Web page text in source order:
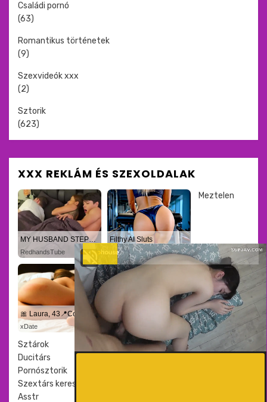
Családi pornó
(63)
Romantikus történetek
(9)
Szexvideók xxx
(2)
Sztorik
(623)
XXX REKLÁM ÉS SZEXOLDALAK
MY HUSBAND STEPSON MISTAKENLY GIVES ME IN THE ASS
RedhandsTube
Filthy AI Sluts
CamsodaAI
🎀 Laura, 43📍Columbus
xDate
🎀 Mia, 44📍Columbus
xDate.us
Meztelen
Sztárok
Ducitárs
Pornósztorik
Szextárs kereső
Asstr